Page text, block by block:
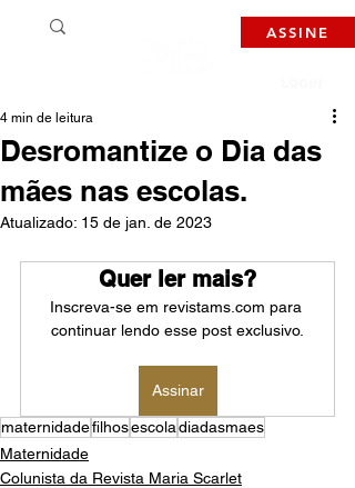
ASSINE
Desromantize o Dia das
mães nas escolas.
4 min de leitura
Atualizado: 15 de jan. de 2023
Quer ler mais?
Inscreva-se em revistams.com para
continuar lendo esse post exclusivo.
Assinar
maternidadefilhosescoladiadasmaes
Maternidade
Colunista da Revista Maria Scarlet